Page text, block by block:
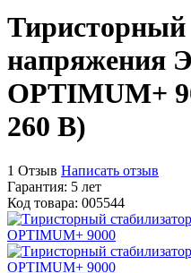
Тиристорный
напряжения
OPTIMUM+
260 В)
1 Отзыв Написать отзыв
Гарантия: 5 лет
Код товара: 005544